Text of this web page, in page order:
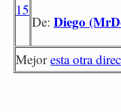
15
De: Diego
Mejoresta otra